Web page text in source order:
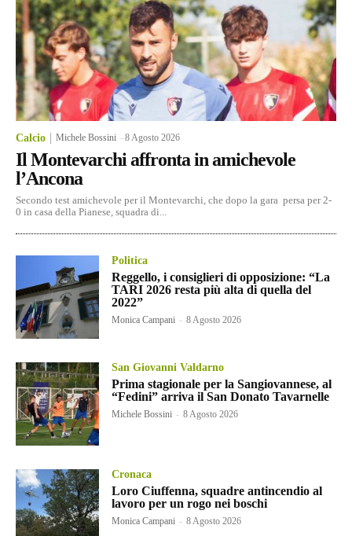
Calcio Michele Bossini -8 Agosto 2026
Il Montevarchi affronta in amichevole
l’Ancona
Secondo test amichevole per il Montevarchi, che dopo la gara persa per 2-
0 in casa della Pianese, squadra di...
Politica
Reggello, i consiglieri di opposizione: “La
TARI 2026 resta più alta di quella del
2022”
Monica Campani - 8 Agosto 2026
San Giovanni Valdarno
Prima stagionale per la Sangiovannese, al
“Fedini” arriva il San Donato Tavarnelle
Michele Bossini - 8 Agosto 2026
Cronaca
Loro Ciuffenna, squadre antincendio al
lavoro per un rogo nei boschi
Monica Campani - 8 Agosto 2026